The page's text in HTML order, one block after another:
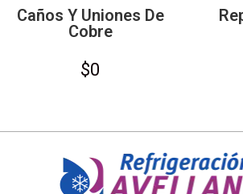
Caños Y Uniones De
Cobre
$0